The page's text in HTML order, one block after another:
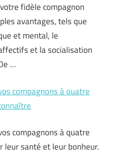
fidèle compagnon
avantages, tels que
et mental, le
et la socialisation
…
compagnons à quatre
compagnons à quatre
santé et leur bonheur.